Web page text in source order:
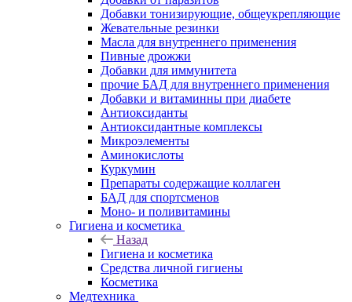
Добавки тонизирующие, общеукрепляющие
Жевательные резинки
Масла для внутреннего применения
Пивные дрожжи
Добавки для иммунитета
прочие БАД для внутреннего применения
Добавки и витаминны при диабете
Антиоксиданты
Антиоксидантные комплексы
Микроэлементы
Аминокислоты
Куркумин
Препараты содержащие коллаген
БАД для спортсменов
Моно- и поливитамины
Гигиена и косметика
Назад
Гигиена и косметика
Средства личной гигиены
Косметика
Медтехника